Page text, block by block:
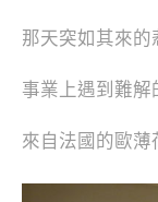
那天突如其來的
事業上遇到難解
來自法國的歐薄